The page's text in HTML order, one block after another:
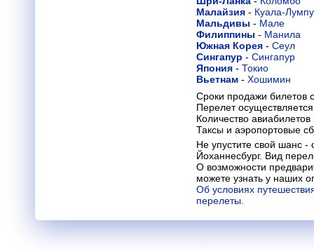
Малайзия - Куала-
Мальдивы - Мале
Филиппины - Манила
Южная Корея - Сеул
Сингапур - Сингапур
Япония - Токио
Вьетнам - Хошимин
Сроки продажи билетов
Перелет
Количество
Таксы и аэропортовые
Не упустите свой шанс -
Йоханнесбург. Вид
О возможности
можете узнать у наших
Об условиях
перелеты.